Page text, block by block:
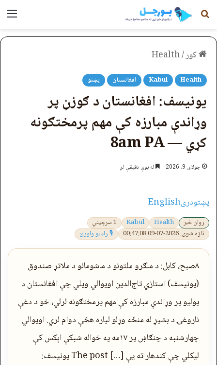
لټون
کور/
Health
Health
Kabul افغانستان پښتو
یونیسف: افغانستان د ګوزڼ پر
وړاندې مبارزه کې مهم پرمختګونه
کړي — 8am PA
جولای 9, 2026 له یوې دقیقې لږ
پښتودریEnglish
روان خبر Health
Kabul
1 سرچینې
تازه شوی: 2026-07-09 00:47:08
🎙 راډیو واورئ
۸صبح، کابل: د ملګرو ملتونو د ماشومانو د ملاتړ صندوق
(یونیسف) استازي تاج‌الدین اویوالي ویلي چې افغانستان د
پولیو پر وړاندې مبارزه کې مهم پرمختګونه لرلي، خو د دغې
ناروغۍ د بشپړ له منځه وړلو لپاره هڅې دوام لري. اویوالي
چهارشنبه د چنګاښ پر ۱۷مه په خواله شبکې اېکس کې
لیکلي چې کندهار ته یې […] The post یونیسف: